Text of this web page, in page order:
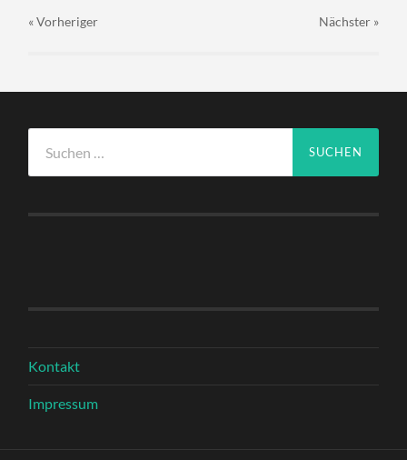
« Vorheriger Nächster »
nach:
Kontakt
Impressum